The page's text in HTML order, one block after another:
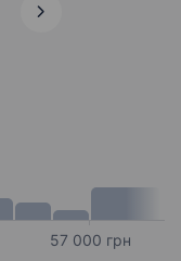
57 000 грн